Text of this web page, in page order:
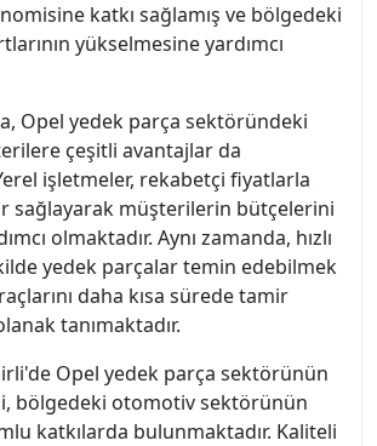
katkı sağlamış ve bölgedeki
yükselmesine yardımcı
Opel yedek parça sektöründeki
çeşitli avantajlar da
işletmeler, rekabetçi fiyatlarla
sağlayarak müşterilerin bütçelerini
olmaktadır. Aynı zamanda, hızlı
yedek parçalar temin edebilmek
daha kısa sürede tamir
tanımaktadır.
Opel yedek parça sektörünün
bölgedeki otomotiv sektörünün
katkılarda bulunmaktadır. Kaliteli